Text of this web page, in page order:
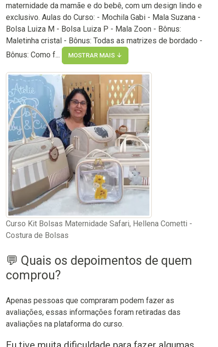
maternidade da mamãe e do bebê, com um design lindo e
exclusivo. Aulas do Curso: - Mochila Gabi - Mala Suzana -
Bolsa Luiza M - Bolsa Luiza P - Mala Zoon - Bônus:
Maletinha cristal - Bônus: Todas as matrizes de bordado -
Bônus: Como f...
MOSTRAR MAIS ↓
Curso Kit Bolsas Maternidade Safari, Hellena Cometti -
Costura de Bolsas
💬 Quais os depoimentos de quem
comprou?
Apenas pessoas que compraram podem fazer as
avaliações, essas informações foram retiradas das
avaliações na plataforma do curso.